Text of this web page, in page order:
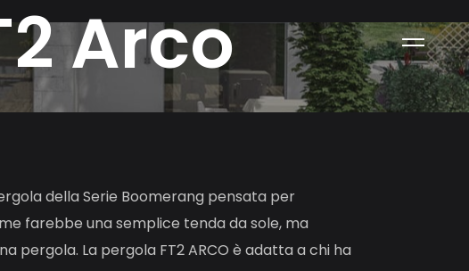
2Arco
della Serie Boomerang pensata per
farebbe una semplice tenda da sole, ma
pergola. La pergola FT2 ARCO è adatta a chi ha